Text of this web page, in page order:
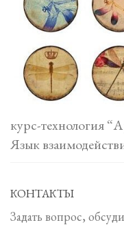
курс-технология
Язык
КОНТАКТЫ
Задать вопрос,